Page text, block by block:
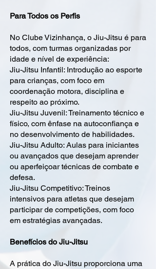
Para Todos os Perfis
No Clube Vizinhança, o Jiu-Jitsu é para
todos, com turmas organizadas por
idade e nível de experiência:
Jiu-Jitsu Infantil: Introdução ao esporte
para crianças, com foco em
coordenação motora, disciplina e
respeito ao próximo.
Jiu-Jitsu Juvenil: Treinamento técnico e
físico, com ênfase na autoconfiança e
no desenvolvimento de habilidades.
Jiu-Jitsu Adulto: Aulas para iniciantes
ou avançados que desejam aprender
ou aperfeiçoar técnicas de combate e
defesa.
Jiu-Jitsu Competitivo: Treinos
intensivos para atletas que desejam
participar de competições, com foco
em estratégias avançadas.
Benefícios do Jiu-Jitsu
A prática do Jiu-Jitsu proporciona uma